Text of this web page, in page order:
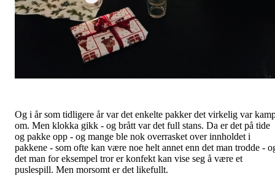
Og i år som tidligere år var det enkelte pakker det virkelig var
om. Men klokka gikk - og brått var det full stans. Da er det på tide
og pakke opp - og mange ble nok overrasket over innholdet i
pakkene - som ofte kan være noe helt annet enn det man trodde -
det man for eksempel tror er konfekt kan vise seg å være et
puslespill. Men morsomt er det likefullt.